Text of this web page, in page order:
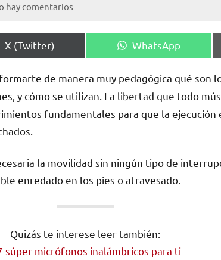
hay comentarios
Compartir
en
X (Twitter)
Compartir
en
WhatsApp
de manera muy pedagógica qué son
y cómo se utilizan. La libertad que todo
fundamentales para que la ejecución
la movilidad sin ningún tipo de
enredado en los pies o atravesado.
Quizás te interese leer también:
súper micrófonos inalámbricos para ti